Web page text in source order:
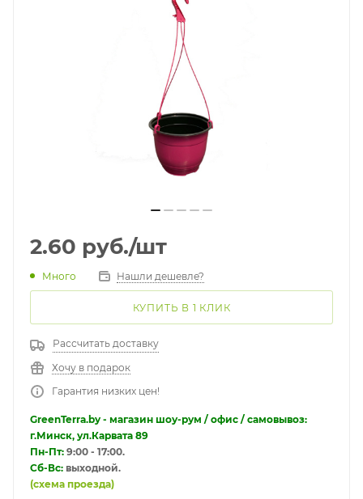
2.60 руб./шт
Много Нашли дешевле?
КУПИТЬ В 1 КЛИК
Рассчитать доставку
Хочу в подарок
Гарантия низких цен!
GreenTerra.by - магазин шоу-рум / офис / самовывоз:
г.Минск, ул.Карвата 89
Пн-Пт: 9:00 - 17:00.
Сб-Вс: выходной.
(схема проезда)